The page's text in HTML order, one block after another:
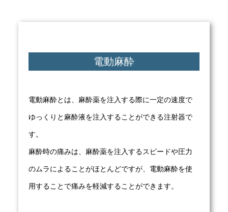
電動麻酔
電動麻酔とは、麻酔薬を注入する際に一定の速度で
ゆっくりと麻酔液を注入することができる注射器で
す。
麻酔時の痛みは、麻酔薬を注入するスピードや圧力
のムラによることがほとんどですが、電動麻酔を使
用することで痛みを軽減することができます。